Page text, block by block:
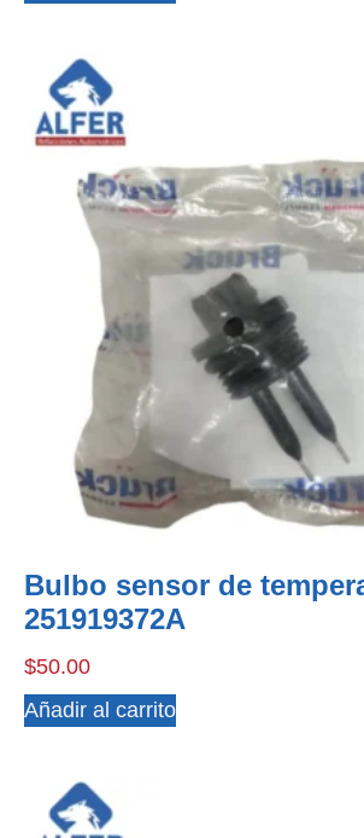
Bulbo sensor de
251919372A
$50.00
Añadir al carrito